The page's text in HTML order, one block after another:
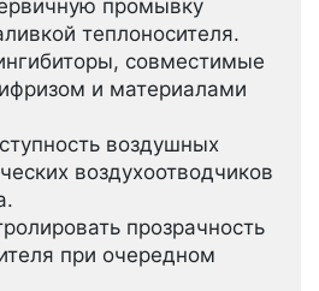
промывку
теплоносителя.
совместимые
и материалами
воздушных
воздухоотводчиков
прозрачность
при очередном